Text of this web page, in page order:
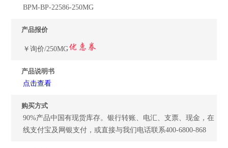
BPM-BP-22586-250MG
产品报价
￥询价/250MG
产品说明书
点击查看
购买方式
90%产品中国有现货库存。银行转账、电汇、支票、现金，在
线支付宝及网银支付，或直接与我们电话联系400-6800-868